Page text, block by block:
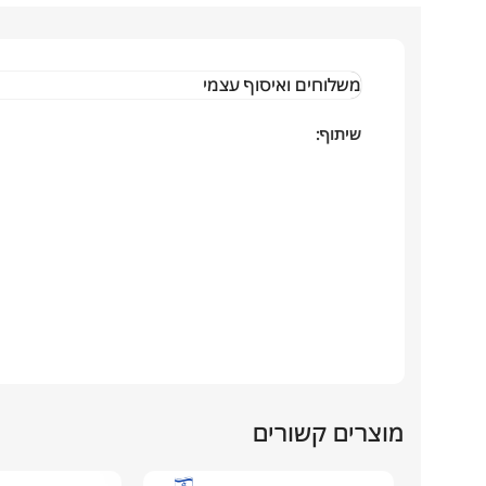
משלוחים ואיסוף עצמי
שיתוף:
מוצרים קשורים